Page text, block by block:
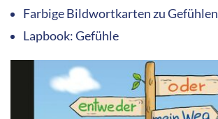
Farbige Bildwortkarten zu Gefühlen
Lapbook: Gefühle